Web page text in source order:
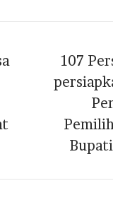
107